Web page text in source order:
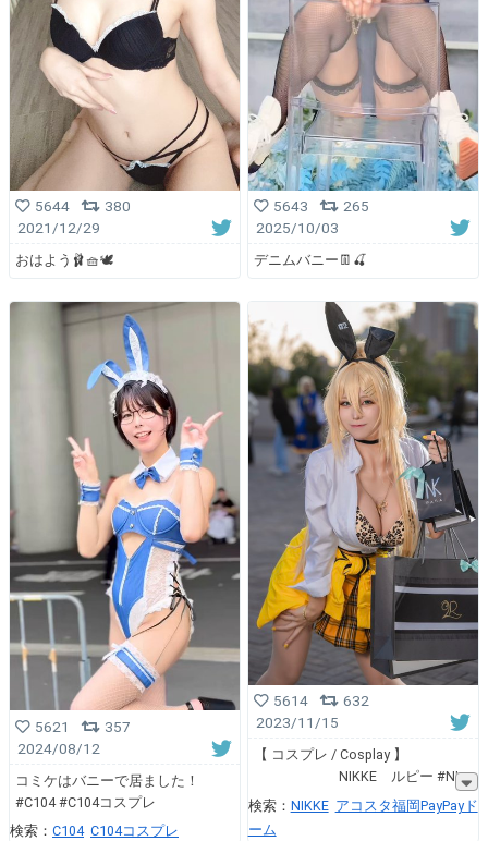
5644
380
2021/12/29
おはよう🩰🧺🕊
5643
265
2025/10/03
デニムバニー👖🍒
5621
357
2024/08/12
コミケはバニーで居ました！
#C104 #C104コスプレ
検索： C104 C104コスプレ
5614
632
2023/11/15
【 コスプレ / Cosplay 】
NIKKE ルピー #NI
検索： NIKKE アコスタ福岡PayPayド
ーム